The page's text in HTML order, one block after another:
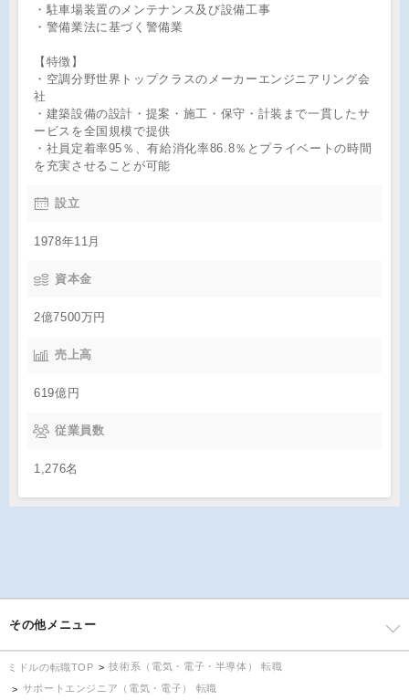
・駐車場装置のメンテナンス及び設備工事
・警備業法に基づく警備業
【特徴】
・空調分野世界トップクラスのメーカーエンジニアリング会
社
・建築設備の設計・提案・施工・保守・計装まで一貫したサ
ービスを全国規模で提供
・社員定着率95％、有給消化率86.8％とプライベートの時間
を充実させることが可能
設立
1978年11月
資本金
2億7500万円
売上高
619億円
従業員数
1,276名
その他メニュー
ミドルの転職TOP
技術系（電気・電子・半導体） 転職
サポートエンジニア（電気・電子） 転職